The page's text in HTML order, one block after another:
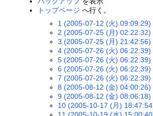
トップページ へ行く。
1 (2005-07-12 (火) 09:09:29)
2 (2005-07-25 (月) 02:22:32)
3 (2005-07-25 (月) 21:42:56)
4 (2005-07-26 (火) 06:22:39)
5 (2005-07-26 (火) 06:22:39)
6 (2005-07-26 (火) 06:22:39)
7 (2005-07-26 (火) 06:22:39)
8 (2005-08-12 (金) 04:00:26)
9 (2005-08-12 (金) 08:06:18)
10 (2005-10-17 (月)
11 (2005-10-19 (水)